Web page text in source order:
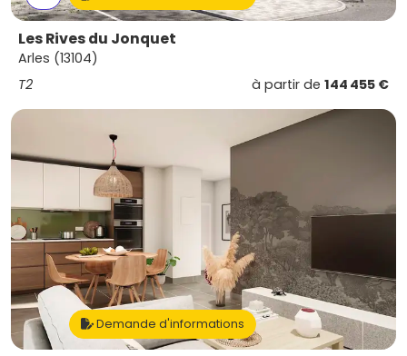
Les Rives du Jonquet
Arles (13104)
T2
à partir de 144 455 €
Demande d'informations